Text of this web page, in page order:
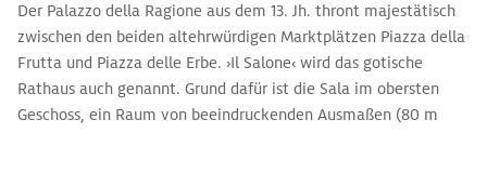
Der Palazzo della Ragione aus dem 13. Jh. thront majestätisch
zwischen den beiden altehrwürdigen Marktplätzen Piazza della
Frutta und Piazza delle Erbe. ›Il Salone‹ wird das gotische
Rathaus auch genannt. Grund dafür ist die Sala im obersten
Geschoss, ein Raum von beeindruckenden Ausmaßen (80 m